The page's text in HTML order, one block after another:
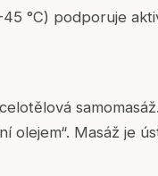
°C) podporuje
olejem“. Masáž je